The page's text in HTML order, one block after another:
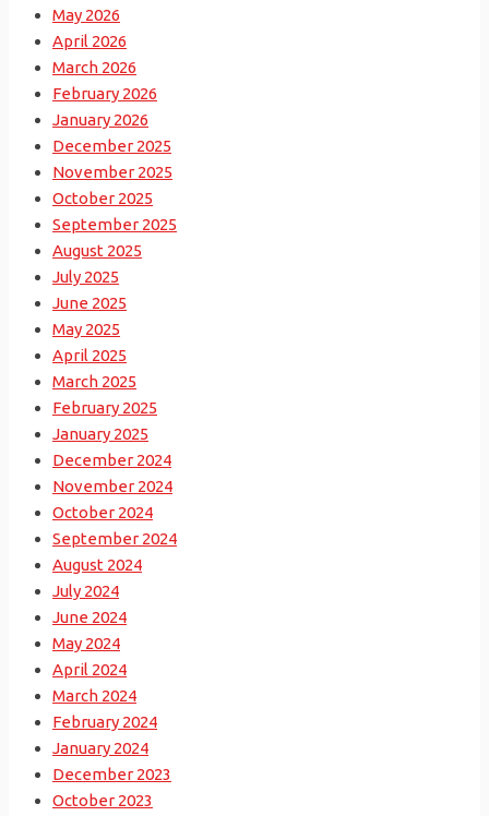
May 2026
April 2026
March 2026
February 2026
January 2026
December 2025
November 2025
October 2025
September 2025
August 2025
July 2025
June 2025
May 2025
April 2025
March 2025
February 2025
January 2025
December 2024
November 2024
October 2024
September 2024
August 2024
July 2024
June 2024
May 2024
April 2024
March 2024
February 2024
January 2024
December 2023
October 2023